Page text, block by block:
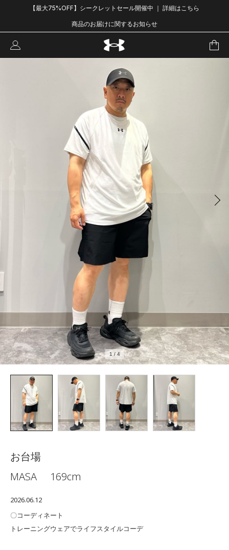
【最大75%OFF】シークレットセール開催中 ｜ 詳細はこちら
商品のお届けに関するお知らせ
1 / 4
お台場
MASA
169cm
2026.06.12
〇コーディネート
トレーニングウェアでライフスタイルコーデ